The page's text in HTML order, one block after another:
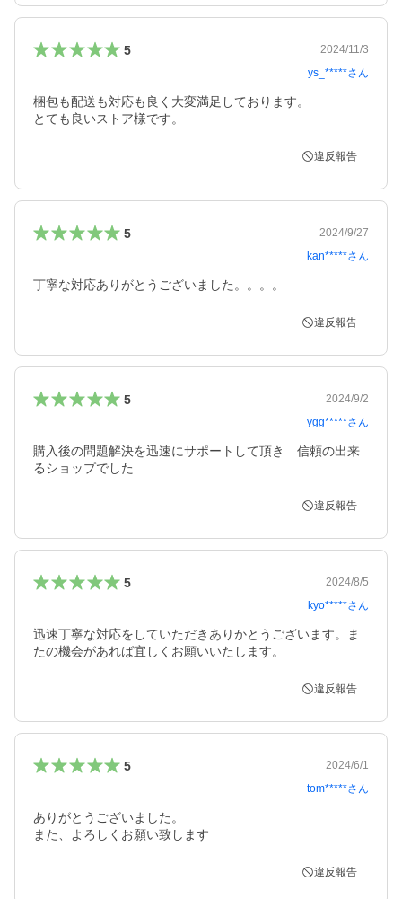
5
2024/11/3
ys_*****さん
梱包も配送も対応も良く大変満足しております。
とても良いストア様です。
違反報告
5
2024/9/27
kan*****さん
丁寧な対応ありがとうございました。。。。
違反報告
5
2024/9/2
ygg*****さん
購入後の問題解決を迅速にサポートして頂き　信頼の出来
るショップでした
違反報告
5
2024/8/5
kyo*****さん
迅速丁寧な対応をしていただきありかとうございます。ま
たの機会があれば宜しくお願いいたします。
違反報告
5
2024/6/1
tom*****さん
ありがとうございました。
また、よろしくお願い致します
違反報告